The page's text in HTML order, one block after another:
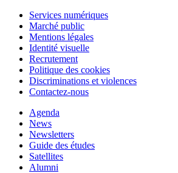
Services numériques
Marché public
Mentions légales
Identité visuelle
Recrutement
Politique des cookies
Discriminations et violences
Contactez-nous
Agenda
News
Newsletters
Guide des études
Satellites
Alumni